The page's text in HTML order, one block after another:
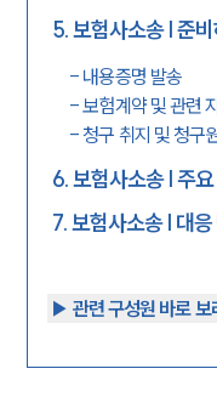
5.보험사소송 | 준
- 내용증명 발송
-보험계약 및 관련
-청구 취지 및 청구
6.보험사소송 | 주
7.보험사소송 | 대응
▶︎ 관련 구성원 바로 보